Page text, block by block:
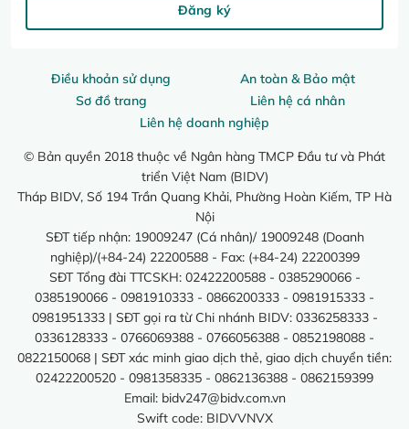
Điều khoản sử dụng
An toàn & Bảo mật
Sơ đồ trang
Liên hệ cá nhân
Liên hệ doanh nghiệp
© Bản quyền 2018 thuộc về Ngân hàng TMCP Đầu tư và Phát
triển Việt Nam (BIDV)
Tháp BIDV, Số 194 Trần Quang Khải, Phường Hoàn Kiếm, TP Hà
Nội
SĐT tiếp nhận: 19009247 (Cá nhân)/ 19009248 (Doanh
nghiệp)/(+84-24) 22200588 - Fax: (+84-24) 22200399
SĐT Tổng đài TTCSKH: 02422200588 - 0385290066 -
0385190066 - 0981910333 - 0866200333 - 0981915333 -
0981951333 | SĐT gọi ra từ Chi nhánh BIDV: 0336258333 -
0336128333 - 0766069388 - 0766056388 - 0852198088 -
0822150068 | SĐT xác minh giao dịch thẻ, giao dịch chuyển tiền:
02422200520 - 0981358335 - 0862136388 - 0862159399
Email: bidv247@bidv.com.vn
Swift code: BIDVVNVX
Đăng ký